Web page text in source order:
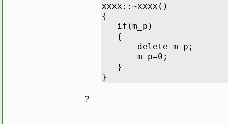
xxxx::~xxxx()
{
if(m_p)
{
delete m_p;
m_p=0;
}
}
?